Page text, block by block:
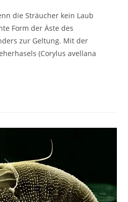
die Sträucher kein Laub
Form der Äste des
zur Geltung. Mit der
(Corylus avellana